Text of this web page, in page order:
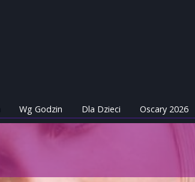
Wg Godzin Dla Dzieci Oscary 2026